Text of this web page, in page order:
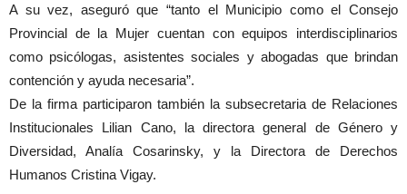
A su vez, aseguró que “tanto el Municipio como el Consejo
Provincial de la Mujer cuentan con equipos interdisciplinarios
como psicólogas, asistentes sociales y abogadas que brindan
contención y ayuda necesaria”.
De la firma participaron también la subsecretaria de Relaciones
Institucionales Lilian Cano, la directora general de Género y
Diversidad, Analía Cosarinsky, y la Directora de Derechos
Humanos Cristina Vigay.